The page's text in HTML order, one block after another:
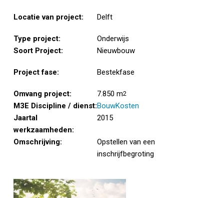
Locatie van project: Delft
Type project:
Onderwijs
Soort Project:
Nieuwbouw
Project fase: Bestekfase
Omvang project: 7.850 m2
M3E Discipline / dienst:BouwKosten
Jaartal
werkzaamheden:
2015
Omschrijving:
Opstellen van een
inschrijfbegroting